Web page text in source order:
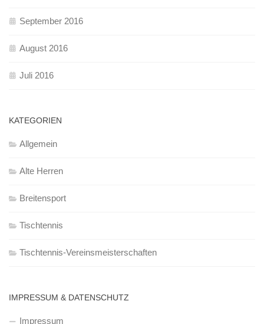
September 2016
August 2016
Juli 2016
KATEGORIEN
Allgemein
Alte Herren
Breitensport
Tischtennis
Tischtennis-Vereinsmeisterschaften
IMPRESSUM & DATENSCHUTZ
Impressum